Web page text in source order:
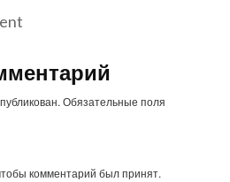
Обязательные поля
комментарий был принят.